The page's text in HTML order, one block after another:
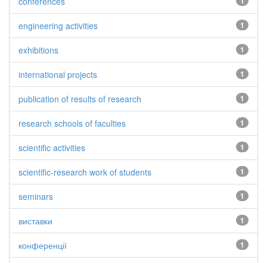
1
engineering activities
1
exhibitions
1
international projects
1
publication of results of research
1
research schools of faculties
1
scientific activities
1
scientific-research work of students
1
seminars
1
виставки
1
конференції